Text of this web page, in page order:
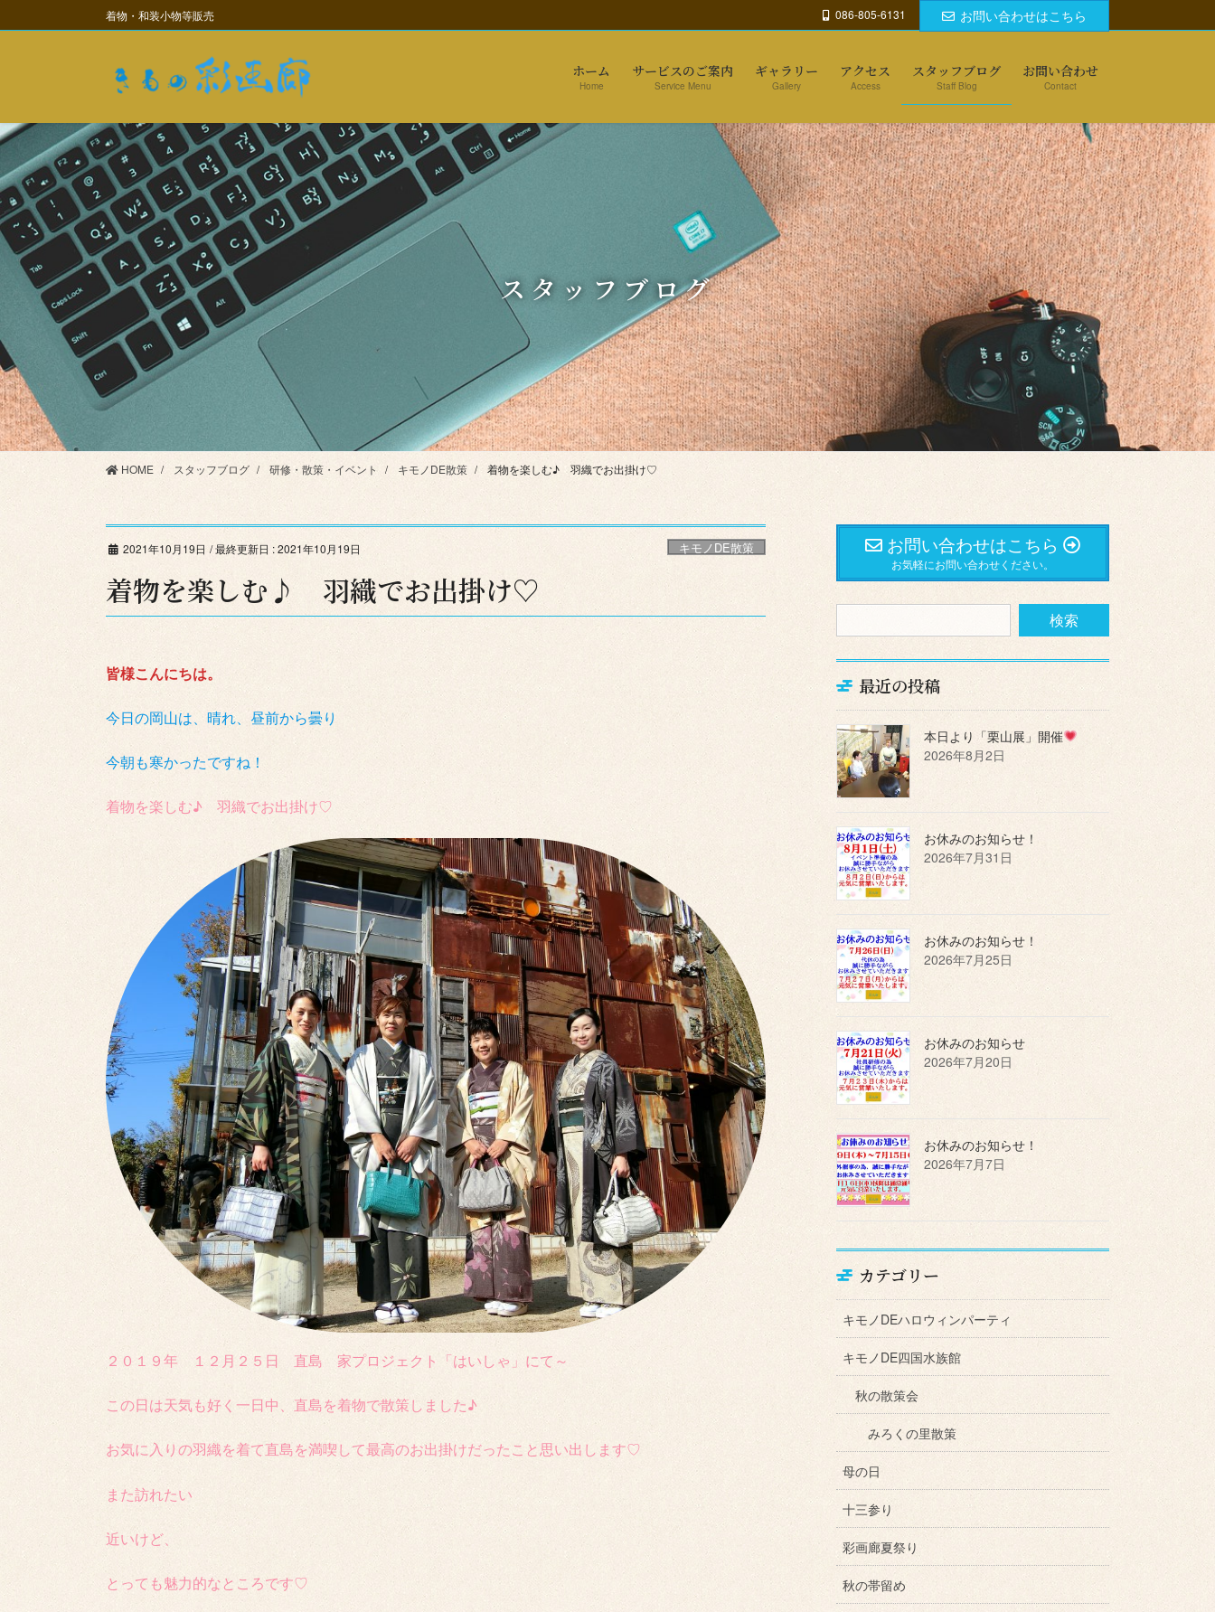
ン
に
移
ビ
ョ
ン
移
動
着物・和装小物等販売 086-805-6131 お問い合わせはこちら
ホーム
Home
サービスのご案内
Service Menu
ギャラリー
Gallery
アクセス
Access
スタッフブログ
Staff Blog
お問い合わせ
Contact
スタッフブログ
HOME スタッフブログ 研修・散策・イベント キモノDE散策 着物を楽しむ♪ 羽織でお出掛け♡
2021年10月19日 / 最終更新日 :2021年10月19日 キモノDE散策
着物を楽しむ♪ 羽織でお出掛け♡
皆様こんにちは。
今日の岡山は、晴れ、昼前から曇り
今朝も寒かったですね！
着物を楽しむ♪ 羽織でお出掛け♡
２０１９年 １２月２５日 直島 家プロジェクト「はいしゃ」にて～
この日は天気も好く一日中、直島を着物で散策しました♪
お気に入りの羽織を着て直島を満喫して最高のお出掛けだったこと思い出します♡
また訪れたい
近いけど、
とっても魅力的なところです♡
お問い合わせはこちら
お気軽にお問い合わせください。
最近の投稿
本日より「栗山展」開催
2026年8月2日
お休みのお知らせ！
2026年7月31日
お休みのお知らせ！
2026年7月25日
お休みのお知らせ
2026年7月20日
お休みのお知らせ！
2026年7月7日
カテゴリー
キモノDEハロウィンパーティ
キモノDE四国水族館
秋の散策会
みろくの里散策
母の日
十三参り
彩画廊夏祭り
秋の帯留め